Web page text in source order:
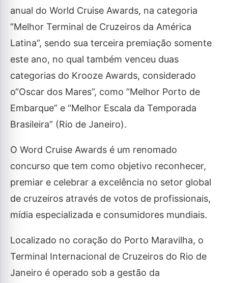
anual do World Cruise Awards, na categoria
“Melhor Terminal de Cruzeiros da América
Latina”, sendo sua terceira premiação somente
este ano, no qual também venceu duas
categorias do Krooze Awards, considerado
o“Oscar dos Mares”, como “Melhor Porto de
Embarque” e “Melhor Escala da Temporada
Brasileira” (Rio de Janeiro).
O Word Cruise Awards é um renomado
concurso que tem como objetivo reconhecer,
premiar e celebrar a excelência no setor global
de cruzeiros através de votos de profissionais,
mídia especializada e consumidores mundiais.
Localizado no coração do Porto Maravilha, o
Terminal Internacional de Cruzeiros do Rio de
Janeiro é operado sob a gestão da